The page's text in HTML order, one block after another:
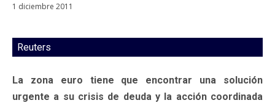
1 diciembre 2011
Reuters
La zona euro tiene que encontrar una solución
urgente a su crisis de deuda y la acción coordinada